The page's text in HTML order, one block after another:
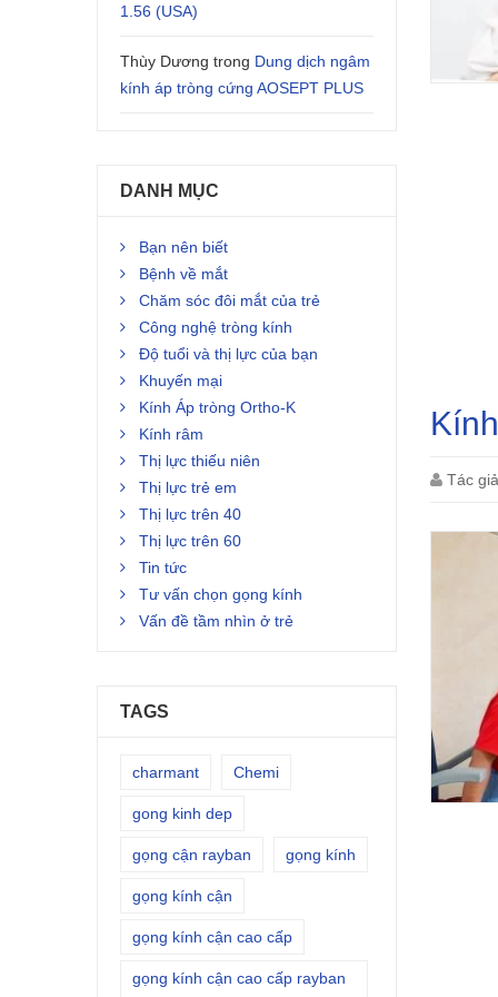
Tác
1.56 (USA)
Thùy Dương trong Dung dịch ngâm
kính áp tròng cứng AOSEPT PLUS
DANH MỤC
Bạn nên biết
Bệnh về mắt
Chăm sóc đôi mắt của trẻ
Công nghệ tròng kính
Độ tuổi và thị lực của bạn
Khuyến mại
Kính Áp tròng Ortho-K
Kính râm
Thị lực thiếu niên
Thị lực trẻ em
Thị lực trên 40
Thị lực trên 60
Tin tức
Tư vấn chọn gọng kính
Vấn đề tầm nhìn ở trẻ
TAGS
charmant Chemi
gong kinh dep
gọng cận rayban gọng kính
gọng kính cận
gọng kính cận cao cấp
gọng kính cận cao cấp rayban